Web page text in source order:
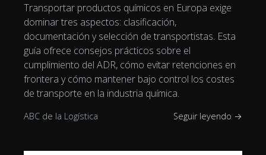
Transportar productos químicos en Europa exige
dominar tres aspectos: clasificación,
documentación y selección de transportistas. Esta
guía ofrece consejos prácticos sobre el
cumplimiento del ADR, cómo evitar retenciones en
frontera y cómo mantener bajo control los costes
de transporte en la industria química.
ABC de la Logística Seguir leyendo →